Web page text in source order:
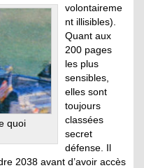
quoi
volontaireme
nt illisibles).
Quant aux
200 pages
les plus
sensibles,
elles sont
toujours
classées
secret
défense. Il
2038 avant d’avoir accès